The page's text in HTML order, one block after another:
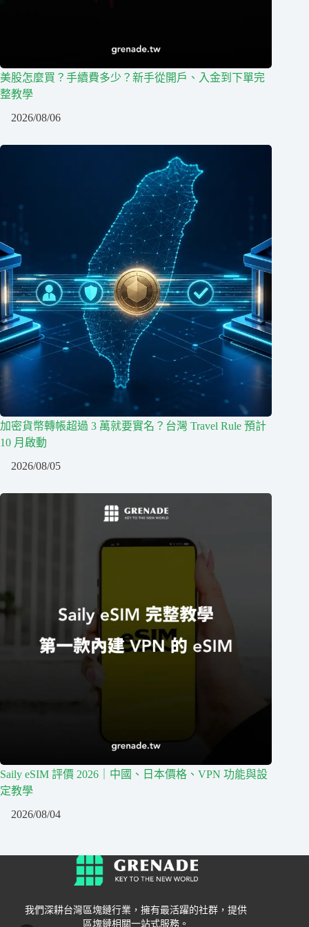
美股怎麼買？手續費多少？新手從開戶、入金到下單完
整教學
2026/08/06
加密貨幣轉帳超過 3 萬就要實名？台灣 Travel Rule 預計
10 月啟動
2026/08/05
Saily eSIM 評價 2026｜中國、日本價格、VPN 功能與設
定教學
2026/08/04
我們深耕台灣區塊鏈行業，擁有最活躍的社群，提供
區塊鏈相關一站式服務。